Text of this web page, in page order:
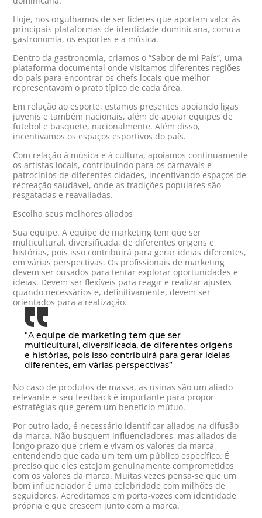
Hoje, nos orgulhamos de ser líderes que aportam valor às
principais plataformas de identidade dominicana, como a
gastronomia, os esportes e a música.
Dentro da gastronomia, criamos o “Sabor de mi País”, uma
plataforma documental onde visitamos diferentes regiões
do país para encontrar os chefs locais que melhor
representavam o prato típico de cada área.
Em relação ao esporte, estamos presentes apoiando ligas
juvenis e também nacionais, além de apoiar equipes de
futebol e basquete, nacionalmente. Além disso,
incentivamos os espaços esportivos do país.
Com relação à música e à cultura, apoiamos continuamente
os artistas locais, contribuindo para os carnavais e
patrocínios de diferentes cidades, incentivando espaços de
recreação saudável, onde as tradições populares são
resgatadas e reavaliadas.
Escolha seus melhores aliados
Sua equipe. A equipe de marketing tem que ser
multicultural, diversificada, de diferentes origens e
histórias, pois isso contribuirá para gerar ideias diferentes,
em várias perspectivas. Os profissionais de marketing
devem ser ousados para tentar explorar oportunidades e
ideias. Devem ser flexíveis para reagir e realizar ajustes
quando necessários e, definitivamente, devem ser
orientados para a realização.
“A equipe de marketing tem que ser
multicultural, diversificada, de diferentes origens
e histórias, pois isso contribuirá para gerar ideias
diferentes, em várias perspectivas”
No caso de produtos de massa, as usinas são um aliado
relevante e seu feedback é importante para propor
estratégias que gerem um benefício mútuo.
Por outro lado, é necessário identificar aliados na difusão
da marca. Não busquem influenciadores, mas aliados de
longo prazo que criem e vivam os valores da marca,
entendendo que cada um tem um público específico. É
preciso que eles estejam genuinamente comprometidos
com os valores da marca. Muitas vezes pensa-se que um
bom influenciador é uma celebridade com milhões de
seguidores. Acreditamos em porta-vozes com identidade
própria e que crescem junto com a marca.